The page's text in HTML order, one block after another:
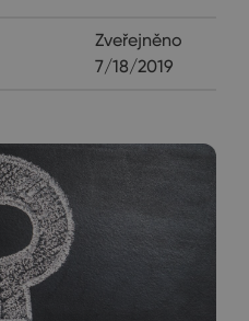
Zveřejněno
7/18/2019